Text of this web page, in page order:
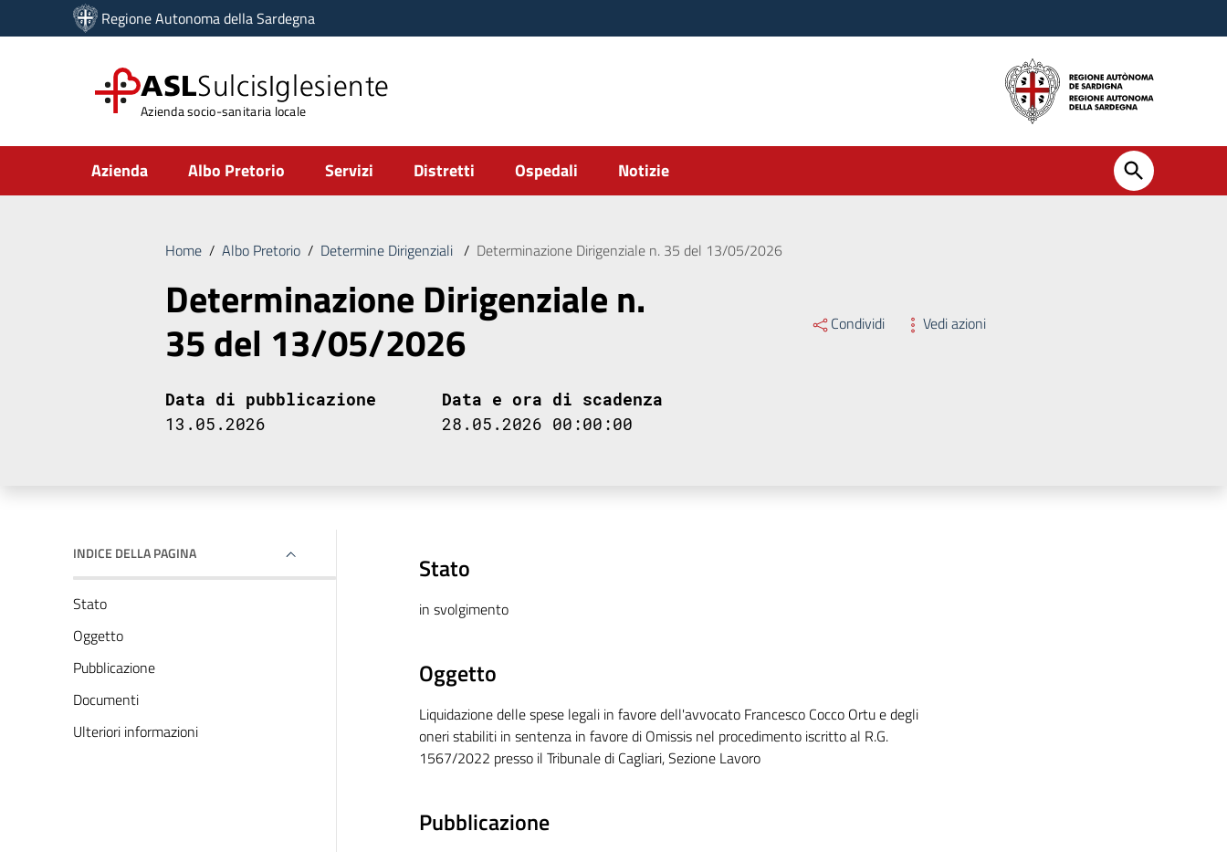
Vai ai contenuti
Vai al menu di navigazione
Regione Autonoma della Sardegna
ASLSulcisIglesiente
Azienda socio-sanitaria locale
Submenu
Azienda Albo Pretorio Servizi Distretti Ospedali Notizie
Home / Albo Pretorio / Determine Dirigenziali / Determinazione Dirigenziale n. 35 del 13/05/2026
Determinazione Dirigenziale n.
35 del 13/05/2026 Condividi Vedi azioni
Data di pubblicazione
13.05.2026
Data e ora di scadenza
28.05.2026 00:00:00
INDICE DELLA PAGINA
Stato
Oggetto
Pubblicazione
Documenti
Ulteriori informazioni
Stato
in svolgimento
Oggetto
Liquidazione delle spese legali in favore dell'avvocato Francesco Cocco Ortu e degli
oneri stabiliti in sentenza in favore di Omissis nel procedimento iscritto al R.G.
1567/2022 presso il Tribunale di Cagliari, Sezione Lavoro
Pubblicazione